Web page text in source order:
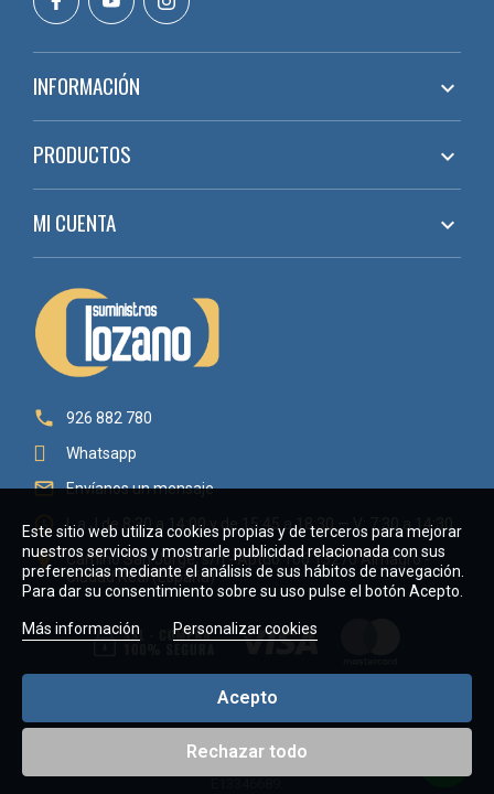
INFORMACIÓN 
PRODUCTOS 
MI CUENTA 

926 882 780
Whatsapp
 Envíanos un mensaje
 L a J de 8:30 a 14:00 y de 15:45 a 18:30 — V: 7:30 a 14:30

Camino San Jorge, s/n - Aptdo 106 13270 Almagro -
Ciudad Real (España)
Este sitio web utiliza cookies propias y de terceros para mejorar
nuestros servicios y mostrarle publicidad relacionada con sus
preferencias mediante el análisis de sus hábitos de navegación.
Para dar su consentimiento sobre su uso pulse el botón Acepto.
Más información Personalizar cookies
Rechazar todo
Acepto